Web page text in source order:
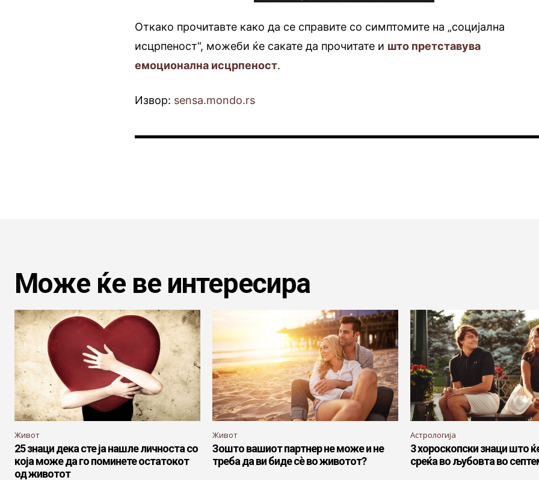
Откако прочитавте како да се справите со симптомите на „социјална
исцрпеност“, можеби ќе сакате да прочитате и што претставува
емоционална исцрпеност.
Извор: sensa.mondo.rs
Може ќе ве интересира
Живот
25 знаци дека сте ја нашле личноста со
која може да го поминете остатокот
од животот
Живот
Зошто вашиот партнер не може и не
треба да ви биде сѐ во животот?
Астрологија
3 хороскопски знаци што
среќа во љубовта во